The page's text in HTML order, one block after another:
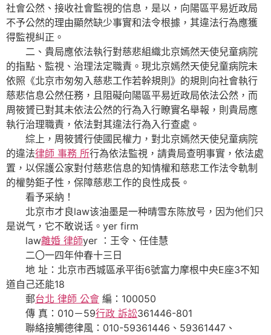
社會公然、接收社會監視的信息，是以，向陽區平易近政局
不予公然的理由顯然缺少事實和法令根據，其違法行為應獲
得監視糾正。
二、貴局應依法執行對慈悲組織北京嫣然天使兒童病院
的指點、監視、治理法定職責。現北京嫣然天使兒童病院未
依照《北京市匆匆入慈悲工作若幹規則》的規則向社會執行
慈悲信息公然任務，且阻礙向陽區平易近政局依法公然，而
周筱贇已對其未依法公然的行為入行瞭實名舉報，則貴局應
執行治理職責，依法對其違法行為入行查處。
綜上，周筱贇行使國民權力，對北京嫣然天使兒童病院
的違法律師 事務 所行為依法監視，請貴局查明事實，依法處
置，以保護公家對付慈悲信息的知情權和慈悲工作法令軌制
的權勢鉅子性，保障慈悲工作的良性成長。
看予采納！
北京市才良law该油墨是一种晴雪东陈放号，因为他们只
是说气，它不敢说话。yer firm
law離婚 律師yer ：王令、任佳慧
二〇一四年仲春十三日
地 址：北京市西城區承平街6號富力摩根中央E座3不知
道自己还能18
郵台北 律師 公會 編：100050
傳 真：010－59行政 訴訟361446-801
聯絡接觸德律風：010-59361446、59361447、